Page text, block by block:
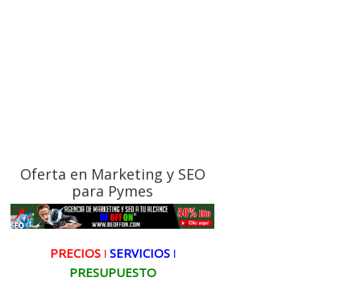
Oferta en Marketing y SEO
para Pymes
PRECIOS ǀ SERVICIOS ǀ
PRESUPUESTO